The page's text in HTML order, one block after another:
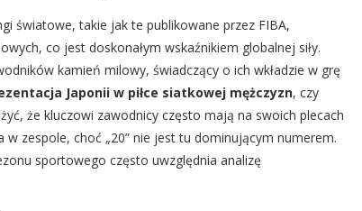
światowe, takie jak te publikowane przez FIBA,
co jest doskonałym wskaźnikiem globalnej siły.
kamień milowy, świadczący o ich wkładzie w grę
Japonii w piłce siatkowej mężczyzn, czy
że kluczowi zawodnicy często mają na swoich plecach
zespole, choć „20” nie jest tu dominującym numerem.
sportowego często uwzględnia analizę